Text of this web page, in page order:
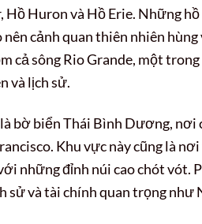
Hồ Huron và Hồ Erie. Những
cảnh quan thiên nhiên
cả sông Rio Grande, một
và lịch sử.
là bờ biển Thái Bình Dương, nơi
Khu vực này cũng là
những đỉnh núi cao chót
sử và tài chính quan trọng